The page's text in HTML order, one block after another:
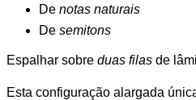
De notas naturais
De semitons
Espalhar sobre duas filas de
Esta configuração alargada